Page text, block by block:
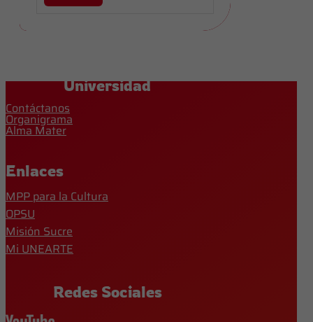
Universidad
Contáctanos
Organigrama
Alma Mater
Enlaces
MPP para la Cultura
OPSU
Misión Sucre
Mi UNEARTE
Redes Sociales